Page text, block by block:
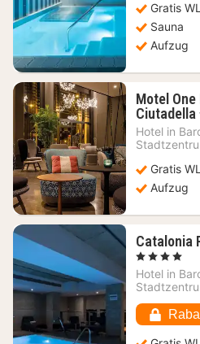
Gratis
Sauna
Aufzug
Motel
Ciutadella
Hotel in
Gratis
Aufzug
Catalonia
, 4 Sterne
Hotel in